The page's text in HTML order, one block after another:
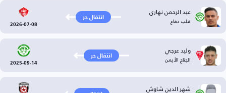
عبد الرحمن نهاري
قلب دفاع انتقال حر
2026-07-08
وليد عرجي
الجناح الأيمن انتقال حر
2025-09-14
شهر الدين شاوش